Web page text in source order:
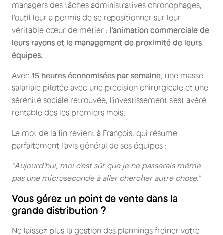
managers des tâches administratives chronophages,
l'outil leur a permis de se repositionner sur leur
véritable cœur de métier : l'animation commerciale de
leurs rayons et le management de proximité de leurs
équipes.
Avec 15 heures économisées par semaine , une masse
salariale pilotée avec une précision chirurgicale et une
sérénité sociale retrouvée, l'investissement s'est avéré
rentable dès les premiers mois.
Le mot de la fin revient à François, qui résume
parfaitement l'avis général de ses équipes :
"Aujourd'hui, moi c'est sûr que je ne passerais même
pas une microseconde à aller chercher autre chose."
Vous gérez un point de vente dans la
grande distribution ?
Ne laissez plus la gestion des plannings freiner votre